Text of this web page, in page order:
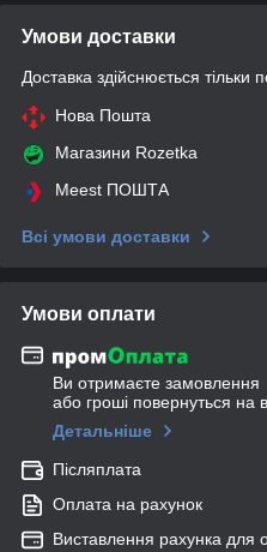
Умови доставки
Доставка здійснюється тільки
Нова Пошта
Магазини Rozetka
Meest ПОШТА
Всі умови доставки
Умови оплати
Ви отримаєте замовлення
або гроші повернуться на
Детальніше
Післяплата
Оплата на рахунок
Виставлення рахунка для